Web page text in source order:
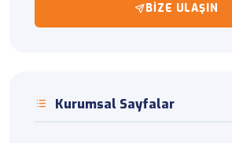
BIZE ULAŞIN
Kurumsal Sayfalar